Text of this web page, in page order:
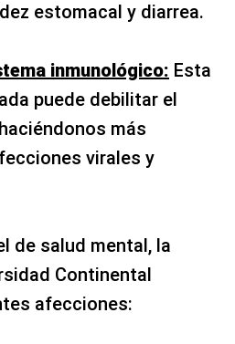
estomacal y diarrea.
inmunológico: Esta
puede debilitar el
más
virales y
de salud mental, la
Continental
afecciones: